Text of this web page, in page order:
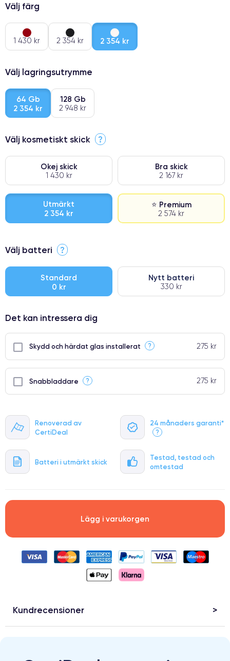
Renoverad av
CertiDeal
24 månaders garanti*
?
Batteri i utmärkt skick
Testad, testad och
omtestad
Välj färg
1 430 kr 2 354 kr 2 354 kr
Välj lagringsutrymme
64 Gb
2 354 kr
128 Gb
2 948 kr
Välj kosmetiskt skick ?
Okej skick
1 430 kr
Bra skick
2 167 kr
Utmärkt
2 354 kr
⭐ Premium
2 574 kr
⭐ Premium
● Oklanderlig kvalitetsskärm
● Endast 5% av våra telefoner har premiumklassning
Välj batteri ?
Standard
0 kr
Nytt batteri
330 kr
Det kan intressera dig
Skydd och härdat glas installerat ? 275 kr
Snabbladdare ? 275 kr
Lägg i varukorgen
Kundrecensioner